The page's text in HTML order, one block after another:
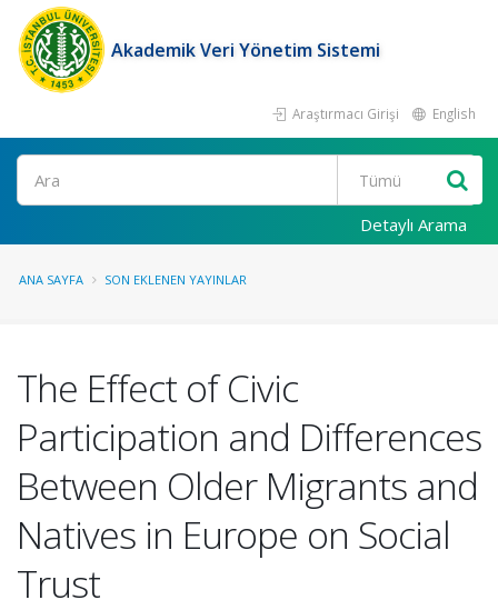
Akademik Veri Yönetim Sistemi
Araştırmacı Girişi English
Ara
Detaylı Arama
ANA SAYFA SON EKLENEN YAYINLAR
The Effect of Civic
Participation and Differences
Between Older Migrants and
Natives in Europe on Social
Trust